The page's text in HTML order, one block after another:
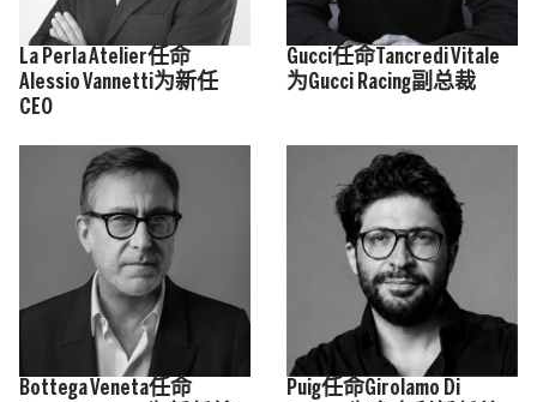
La Perla Atelier任命
Alessio Vannetti为新任
CEO
Gucci任命Tancredi Vitale
为Gucci Racing副总裁
Bottega Veneta任命
Puig任命Girolamo Di